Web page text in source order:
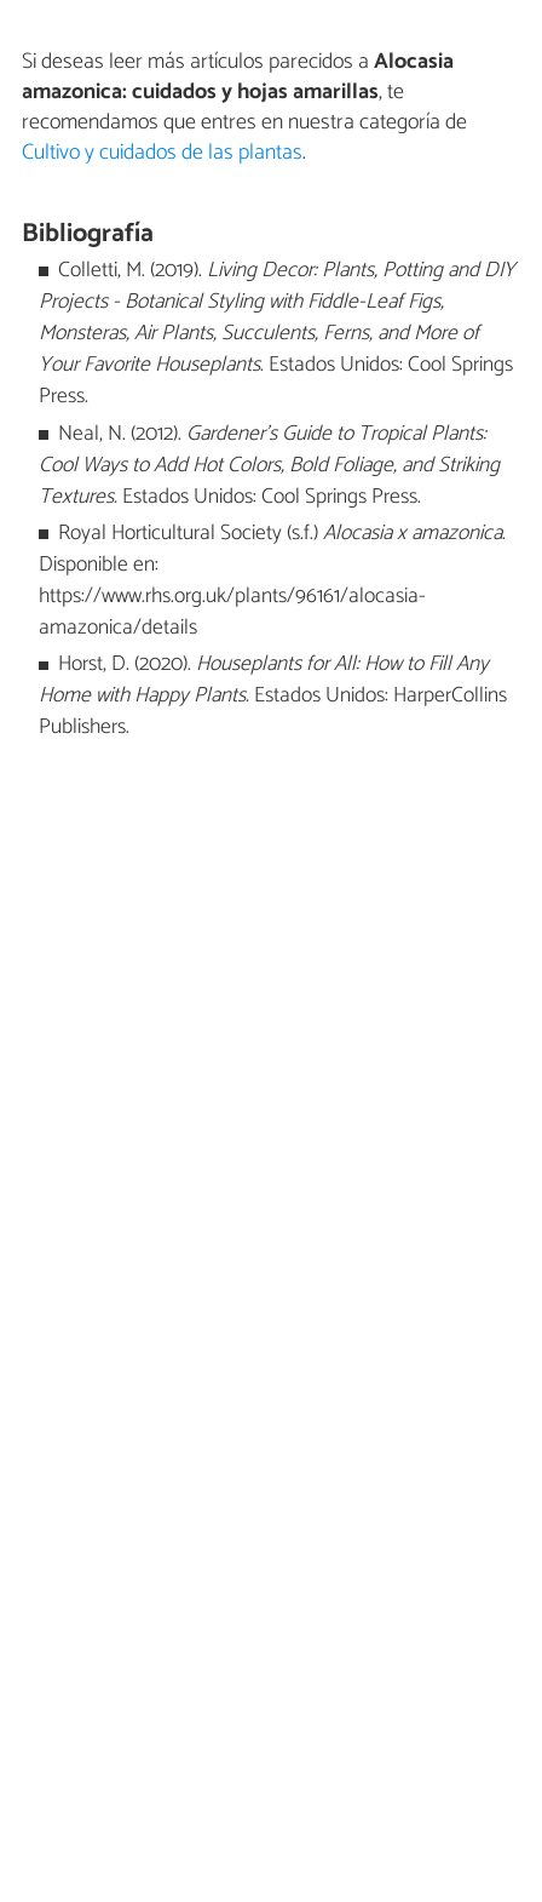
Si deseas leer más artículos parecidos aAlocasia
amazonica: cuidados y hojas amarillas, te
recomendamos que entres en nuestra categoría de
Cultivo y cuidados de las plantas.
Bibliografía
Colletti, M. (2019). Living Decor: Plants, Potting and DIY
Projects - Botanical Styling with Fiddle-Leaf Figs,
Monsteras, Air Plants, Succulents, Ferns, and More of
Your Favorite Houseplants. Estados Unidos: Cool Springs
Press.
Neal, N. (2012). Gardener's Guide to Tropical Plants:
Cool Ways to Add Hot Colors, Bold Foliage, and Striking
Textures.Estados Unidos: Cool Springs Press.
Royal Horticultural Society (s.f.)Alocasia x amazonica.
Disponible en:
https://www.rhs.org.uk/plants/96161/alocasia-
amazonica/details
Horst, D. (2020). Houseplants for All: How to Fill Any
Home with Happy Plants.Estados Unidos: HarperCollins
Publishers.